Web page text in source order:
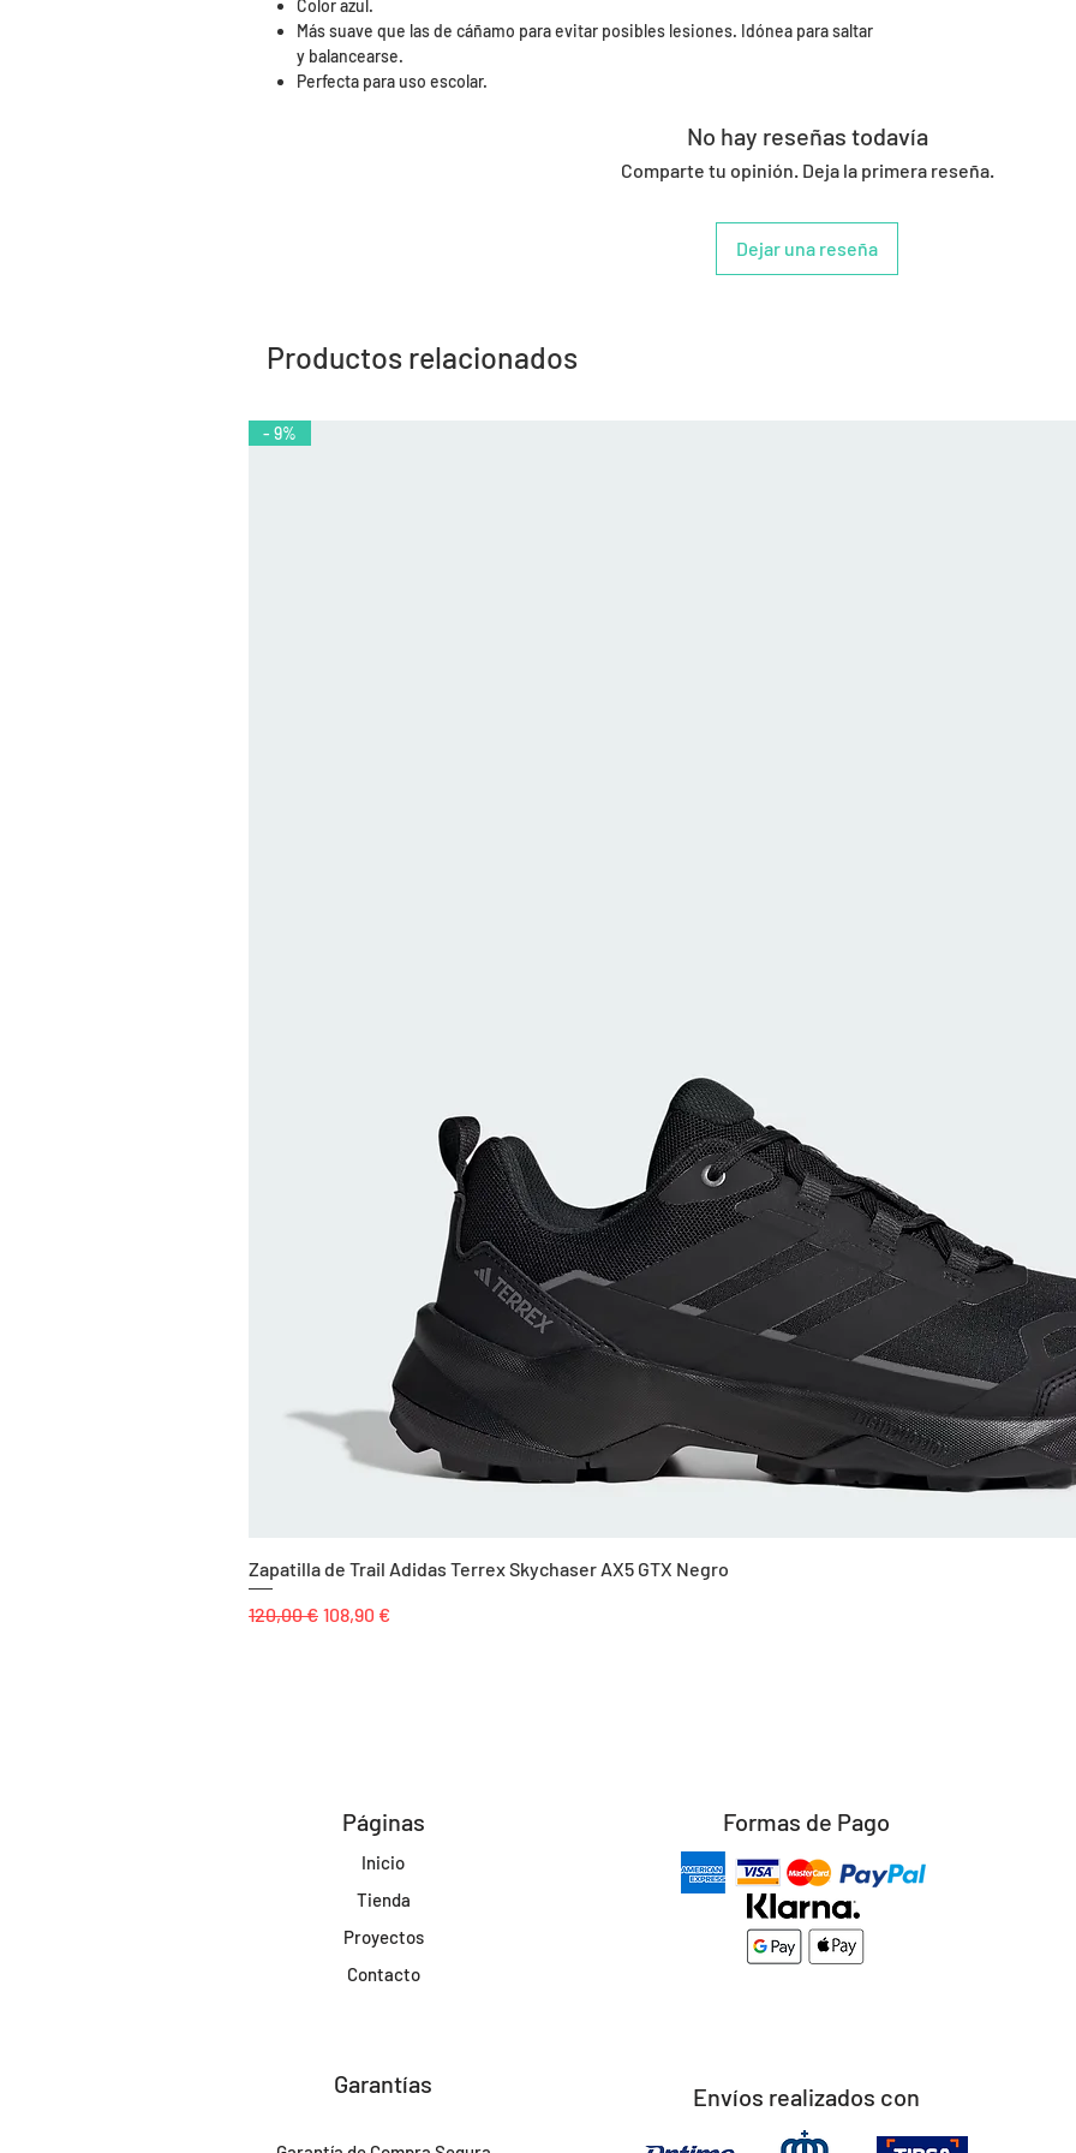
Color azul.
Más suave que las de cáñamo para evitar posibles lesiones. Idónea para saltar
y balancearse.
Perfecta para uso escolar.
No hay reseñas todavía
Comparte tu opinión. Deja la primera reseña.
Dejar una reseña
Productos relacionados
- 9%
Zapatilla de Trail Adidas Terrex Skychaser AX5 GTX Negro
Precio
120,00 € Precio de oferta
108,90 €
Páginas
Inicio
Tienda
Proyectos
Contacto
Garantías
Formas de Pago
Envíos realizados con